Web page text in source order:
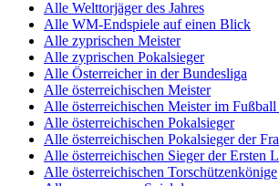
Alle Welttorjäger des Jahres
Alle WM-Endspiele auf einen Blick
Alle zyprischen Meister
Alle zyprischen Pokalsieger
Alle Österreicher in der Bundesliga
Alle österreichischen Meister
Alle österreichischen Meister im Fußball
Alle österreichischen Pokalsieger
Alle österreichischen Pokalsieger der
Alle österreichischen Sieger der Ersten
Alle österreichischen Torschützenkönige